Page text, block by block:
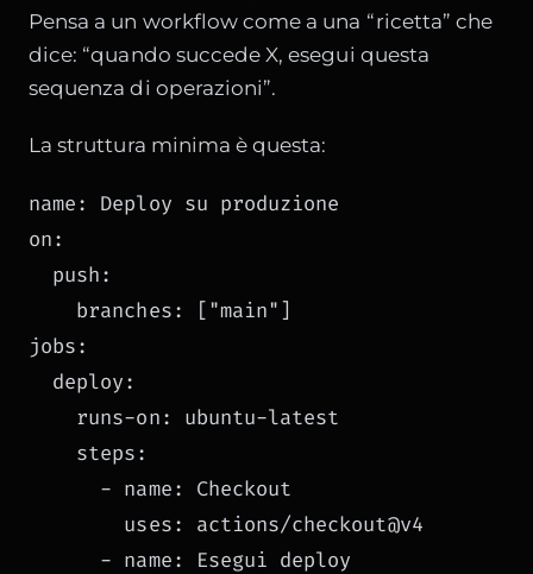
Pensa a un workflow come a una “ricetta” che
dice: “quando succede X, esegui questa
sequenza di operazioni”.
La struttura minima è questa:
name: Deploy su produzione
on:
  push:
    branches: ["main"]
jobs:
  deploy:
    runs-on: ubuntu-latest
    steps:
      - name: Checkout
        uses: actions/checkout@v4
      - name: Esegui deploy